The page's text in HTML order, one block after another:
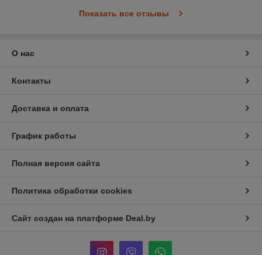
Показать все отзывы
О нас
Контакты
Доставка и оплата
График работы
Полная версия сайта
Политика обработки cookies
Сайт создан на платформе Deal.by